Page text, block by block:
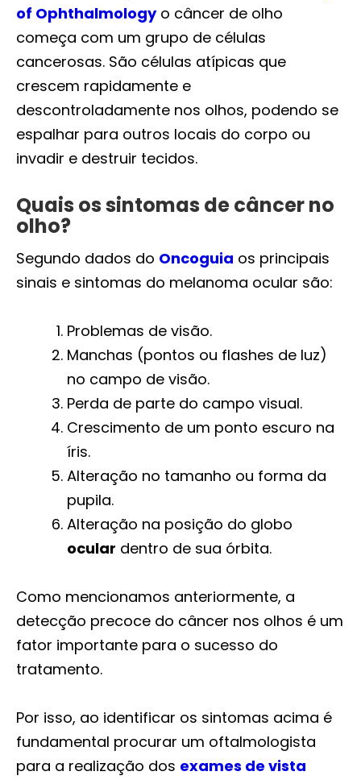
of Ophthalmologyo câncer de olho
começa com um grupo de células
cancerosas. São células atípicas que
crescem rapidamente e
descontroladamente nos olhos, podendo se
espalhar para outros locais do corpo ou
invadir e destruir tecidos.
Quais os sintomas de câncer no
olho?
Segundo dados do Oncoguia os principais
sinais e sintomas do melanoma ocular são:
Problemas de visão.
Manchas (pontos ou flashes de luz)
no campo de visão.
Perda de parte do campo visual.
Crescimento de um ponto escuro na
íris.
Alteração no tamanho ou forma da
pupila.
Alteração na posição do globo
ocular dentro de sua órbita.
Como mencionamos anteriormente, a
detecção precoce do câncer nos olhos é um
fator importante para o sucesso do
tratamento.
Por isso, ao identificar os sintomas acima é
fundamental procurar um oftalmologista
para a realização dos exames de vista